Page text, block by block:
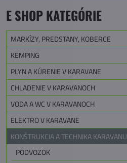
E SHOP KATEGÓRIE
MARKÍZY, PREDSTANY, KOBERCE
KEMPING
PLYN A KÚRENIE V KARAVANE
CHLADENIE V KARAVANOCH
VODA A WC V KARAVANOCH
ELEKTRO V KARAVANE
KONŠTRUKCIA A TECHNIKA KARAVANU
PODVOZOK